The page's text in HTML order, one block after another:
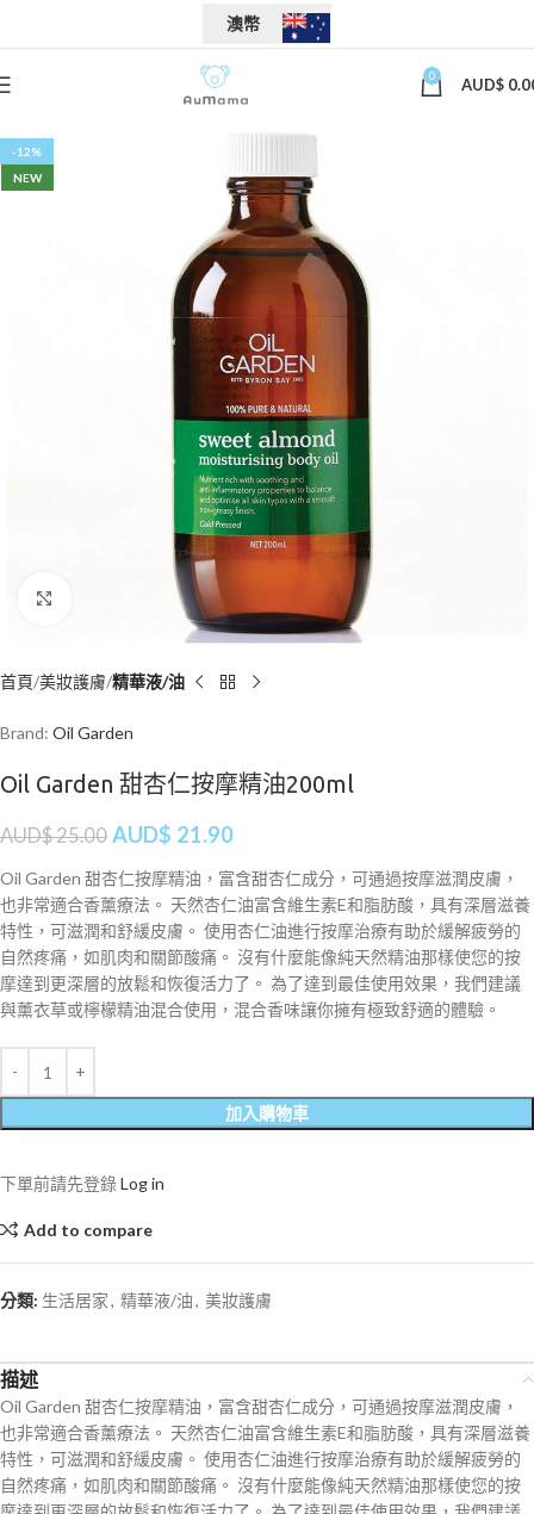
澳幣
0 AUD$
-12%
NEW
Click to enlarge
首頁 美妝護膚 精華液/油
Brand: Oil Garden
Oil Garden 甜杏仁按摩精油200ml
AUD$25.00 AUD$ 21.90
Oil Garden 甜杏仁按摩精油，富含甜杏仁成分，可通過按摩滋潤皮膚，
也非常適合香薰療法。 天然杏仁油富含維生素E和脂肪酸，具有深層滋養
特性，可滋潤和舒緩皮膚。 使用杏仁油進行按摩治療有助於緩解疲勞的
自然疼痛，如肌肉和關節酸痛。 沒有什麼能像純天然精油那樣使您的按
摩達到更深層的放鬆和恢復活力了。 為了達到最佳使用效果，我們建議
與薰衣草或檸檬精油混合使用，混合香味讓你擁有極致舒適的體驗。
加入購物車
下單前請先登錄Log in
Add to compare
分類: 生活居家, 精華液/油, 美妝護膚
描述
Oil Garden 甜杏仁按摩精油，富含甜杏仁成分，可通過按摩滋潤皮膚，
也非常適合香薰療法。 天然杏仁油富含維生素E和脂肪酸，具有深層滋養
特性，可滋潤和舒緩皮膚。 使用杏仁油進行按摩治療有助於緩解疲勞的
自然疼痛，如肌肉和關節酸痛。 沒有什麼能像純天然精油那樣使您的按